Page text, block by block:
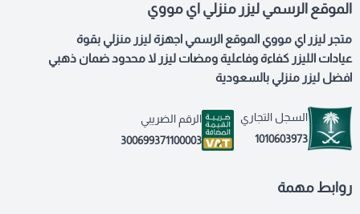
الموقع الرسمي ليزر منزلي اي مووي
متجر ليزر اي مووي الموقع الرسمي اجهزة ليزر منزلي بقوة
عيادات الليزر كفاءة وفاعلية ومضات ليزر لا محدود ضمان ذهبي
افضل ليزر منزلي بالسعودية
السجل التجاري
1010603973
الرقم الضريبي
300699371100003
روابط مهمة